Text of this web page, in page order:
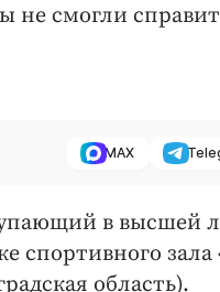
не смогли
MAX
в высшей
спортивного
область).